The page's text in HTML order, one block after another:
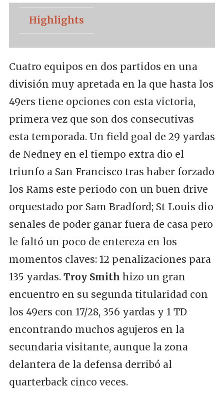
Highlights
Cuatro equipos en dos partidos en una
división muy apretada en la que hasta los
49ers tiene opciones con esta victoria,
primera vez que son dos consecutivas
esta temporada. Un field goal de 29 yardas
de Nedney en el tiempo extra dio el
triunfo a San Francisco tras haber forzado
los Rams este periodo con un buen drive
orquestado por Sam Bradford; St Louis dio
señales de poder ganar fuera de casa pero
le faltó un poco de entereza en los
momentos claves: 12 penalizaciones para
135 yardas. Troy Smith hizo un gran
encuentro en su segunda titularidad con
los 49ers con 17/28, 356 yardas y 1 TD
encontrando muchos agujeros en la
secundaria visitante, aunque la zona
delantera de la defensa derribó al
quarterback cinco veces.